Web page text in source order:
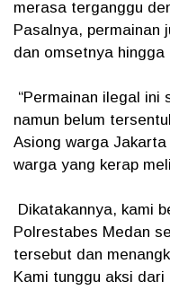
merasa terganggu
Pasalnya, permainan
dan omsetnya hingga
“Permainan ilegal ini
namun belum
Asiong warga
warga yang kerap
Dikatakannya, kami
Polrestabes Medan
tersebut dan
Kami tunggu aksi